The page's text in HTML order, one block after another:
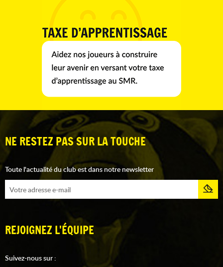
NE RESTEZ PAS SUR LA TOUCHE
Toute l'actualité du club est dans notre newsletter
REJOIGNEZ L'ÉQUIPE
Suivez-nous sur :